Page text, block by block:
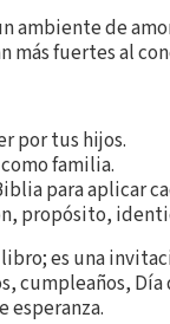
ambiente de
más fuertes al
por tus hijos.
familia.
para aplicar
propósito,
es una
cumpleaños,
esperanza.